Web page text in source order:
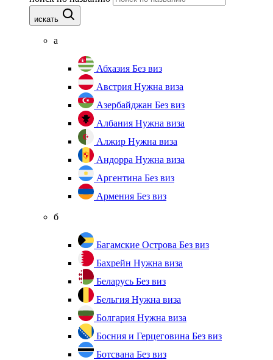
искать
а
Абхазия Без виз
Австрия Нужна виза
Азербайджан Без виз
Албания Нужна виза
Алжир Нужна виза
Андорра Нужна виза
Аргентина Без виз
Армения Без виз
б
Багамские Острова Без виз
Бахрейн Нужна виза
Беларусь Без виз
Бельгия Нужна виза
Болгария Нужна виза
Босния и Герцеговина Без виз
Ботсвана Без виз